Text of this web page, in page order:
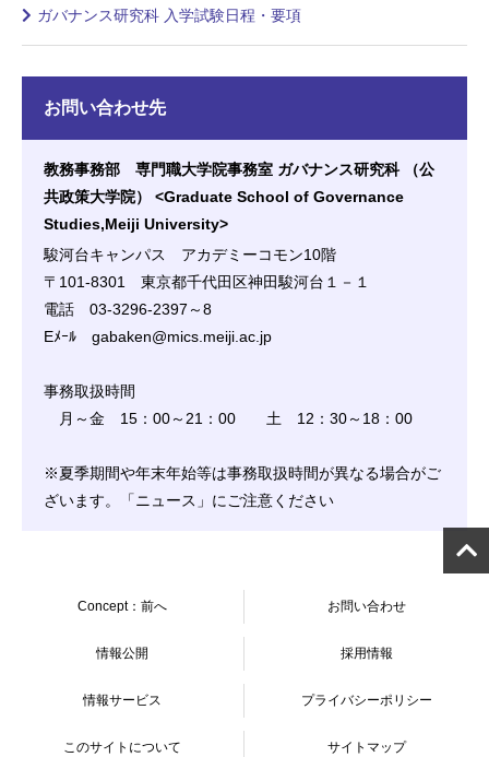
ガバナンス研究科 入学試験日程・要項
お問い合わせ先
教務事務部 専門職大学院事務室 ガバナンス研究科 （公
共政策大学院） <Graduate School of Governance
Studies,Meiji University>
駿河台キャンパス アカデミーコモン10階
〒101-8301 東京都千代田区神田駿河台１－１
電話 03-3296-2397～8
Eﾒｰﾙ gabaken@mics.meiji.ac.jp
事務取扱時間
月～金 15：00～21：00 土 12：30～18：00
※夏季期間や年末年始等は事務取扱時間が異なる場合がご
ざいます。「ニュース」にご注意ください
Concept：前へ お問い合わせ
情報公開 採用情報
情報サービス プライバシーポリシー
このサイトについて サイトマップ